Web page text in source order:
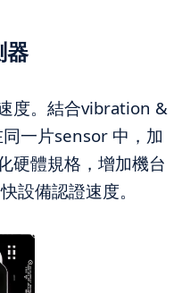
器
度。結合vibration &
一片sensor 中，加
硬體規格，增加機台
設備認證速度。